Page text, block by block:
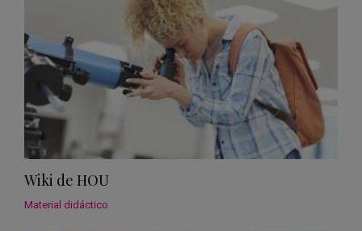
Wiki de HOU
Material didáctico